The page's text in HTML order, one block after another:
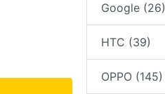
Google (26)
HTC (39)
OPPO (145)